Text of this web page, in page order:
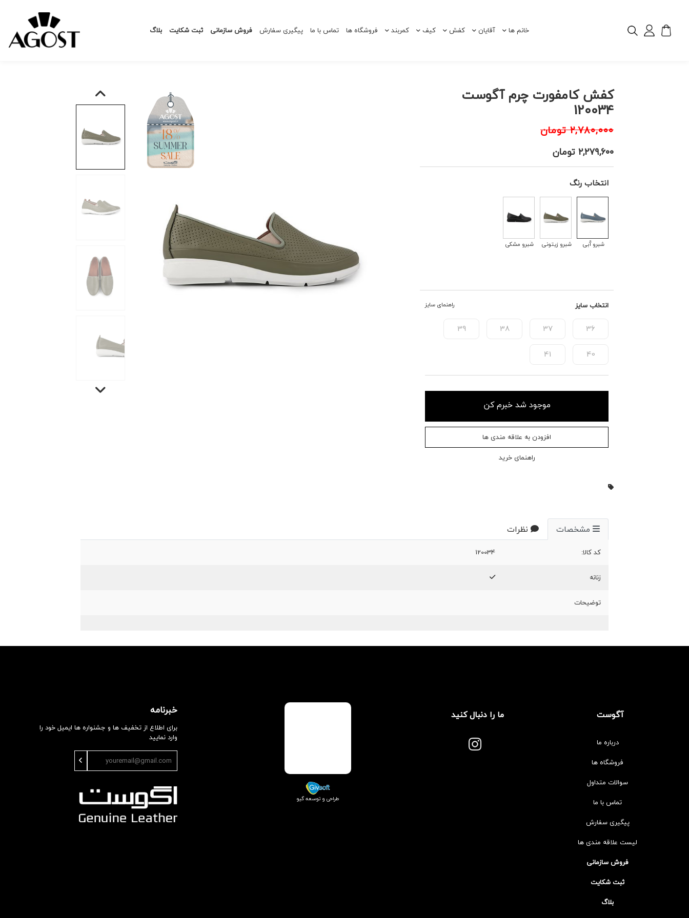
خانم ها آقایان کفش کیف کمربند فروشگاه ها تماس با ما پیگیری سفارش فروش سازمانی ثبت شکایت بلاگ
کفش کامفورت چرم آگوست
120034
۲,۷۸۰,۰۰۰ تومان
۲,۲۷۹,۶۰۰تومان
انتخاب رنگ
شبرو آّبی شبرو زیتونی شبرو مشکی
انتخاب سایز راهنمای سایز
36
37
38
39
40
41
موجود شد خبرم کن
افزودن به علاقه مندی ها
راهنمای خرید
مشخصات نظرات
کد کالا: 120034
زنانه
توضیحات
آگوست
درباره ما
فروشگاه ها
سوالات متداول
تماس با ما
پیگیری سفارش
لیست علاقه مندی ها
فروش سازمانی
ثبت شکایت
بلاگ
ما را دنبال کنید
طراحی و توسعه گیو
خبرنامه
برای اطلاع از تخفیف ها و جشنواره ها ایمیل خود را
وارد نمایید